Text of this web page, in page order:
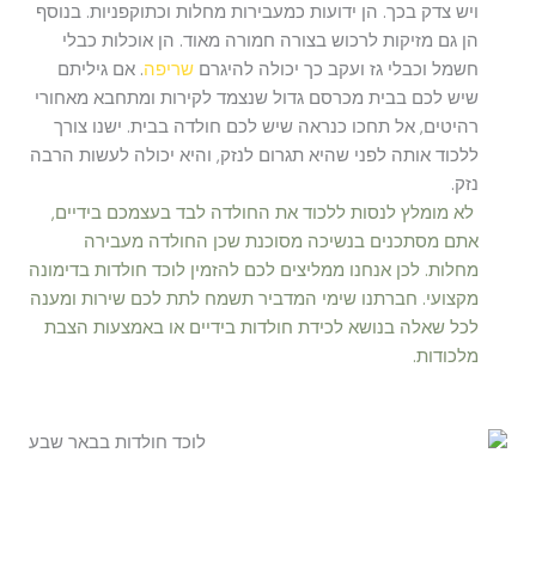
ויש צדק בכך. הן ידועות כמעבירות מחלות וכתוקפניות. בנוסף
הן גם מזיקות לרכוש בצורה חמורה מאוד. הן אוכלות כבלי
חשמל וכבלי גז ועקב כך יכולה להיגרם שריפה. אם גיליתם
שיש לכם בבית מכרסם גדול שנצמד לקירות ומתחבא מאחורי
רהיטים, אל תחכו כנראה שיש לכם חולדה בבית. ישנו צורך
ללכוד אותה לפני שהיא תגרום לנזק, והיא יכולה לעשות הרבה
נזק.
לא מומלץ לנסות ללכוד את החולדה לבד בעצמכם בידיים,
אתם מסתכנים בנשיכה מסוכנת שכן החולדה מעבירה
מחלות. לכן אנחנו ממליצים לכם להזמין לוכד חולדות בדימונה
מקצועי. חברתנו שימי המדביר תשמח לתת לכם שירות ומענה
לכל שאלה בנושא לכידת חולדות בידיים או באמצעות הצבת
מלכודות.